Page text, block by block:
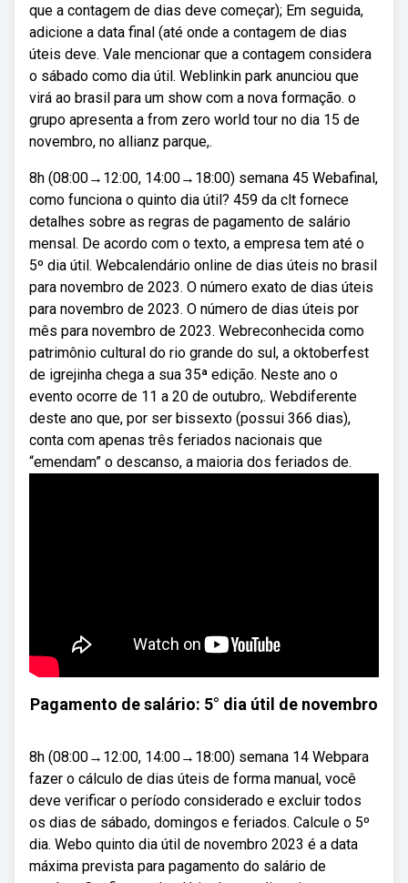
que a contagem de dias deve começar); Em seguida,
adicione a data final (até onde a contagem de dias
úteis deve. Vale mencionar que a contagem considera
o sábado como dia útil. Weblinkin park anunciou que
virá ao brasil para um show com a nova formação. o
grupo apresenta a from zero world tour no dia 15 de
novembro, no allianz parque,.
8h (08:00→12:00, 14:00→18:00) semana 45 Webafinal,
como funciona o quinto dia útil? 459 da clt fornece
detalhes sobre as regras de pagamento de salário
mensal. De acordo com o texto, a empresa tem até o
5º dia útil. Webcalendário online de dias úteis no brasil
para novembro de 2023. O número exato de dias úteis
para novembro de 2023. O número de dias úteis por
mês para novembro de 2023. Webreconhecida como
patrimônio cultural do rio grande do sul, a oktoberfest
de igrejinha chega a sua 35ª edição. Neste ano o
evento ocorre de 11 a 20 de outubro,. Webdiferente
deste ano que, por ser bissexto (possui 366 dias),
conta com apenas três feriados nacionais que
“emendam” o descanso, a maioria dos feriados de.
Pagamento de salário: 5° dia útil de novembro
8h (08:00→12:00, 14:00→18:00) semana 14 Webpara
fazer o cálculo de dias úteis de forma manual, você
deve verificar o período considerado e excluir todos
os dias de sábado, domingos e feriados. Calcule o 5º
dia. Webo quinto dia útil de novembro 2023 é a data
máxima prevista para pagamento do salário de